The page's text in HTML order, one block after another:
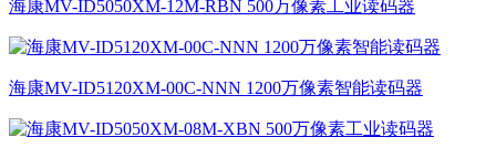
海康MV-ID5050XM-12M-RBN 500万像素工业读码器
海康MV-ID5120XM-00C-NNN 1200万像素智能读码器